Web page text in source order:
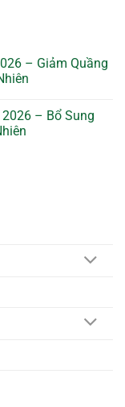
– Giảm Quầng
– Bổ Sung